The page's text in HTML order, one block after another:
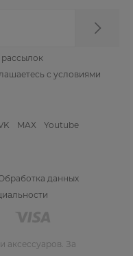
с условиями
MAX Youtube
данных
аксессуаров. За